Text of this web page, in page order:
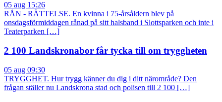
05 aug 15:26
RÅN - RÄTTELSE. En kvinna i 75-årsåldern blev på
onsdagsförmiddagen rånad på sitt halsband i Slottsparken och inte i
Teaterparken […]
2 100 Landskronabor får tycka till om tryggheten
05 aug 09:30
TRYGGHET. Hur trygg känner du dig i ditt närområde? Den
frågan ställer nu Landskrona stad och polisen till 2 100 […]